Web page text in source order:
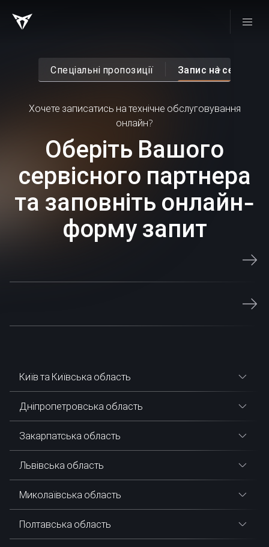
Спеціальні пропозиції Запис на сервіс
Хочете записатись на технічне обслуговування
онлайн?
Оберіть Вашого
сервісного партнера
та заповніть онлайн-
форму запит
Київ та Київська область
Дніпропетровська область
Закарпатська область
Львівська область
Миколаївська область
Полтавська область